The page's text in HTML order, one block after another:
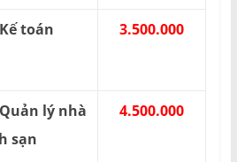
toán
3.500.000
lý nhà
sạn
4.500.000